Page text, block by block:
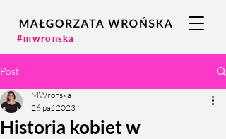
#mwronska
Post
Historia kobiet w
MWronska
26 paź 2023